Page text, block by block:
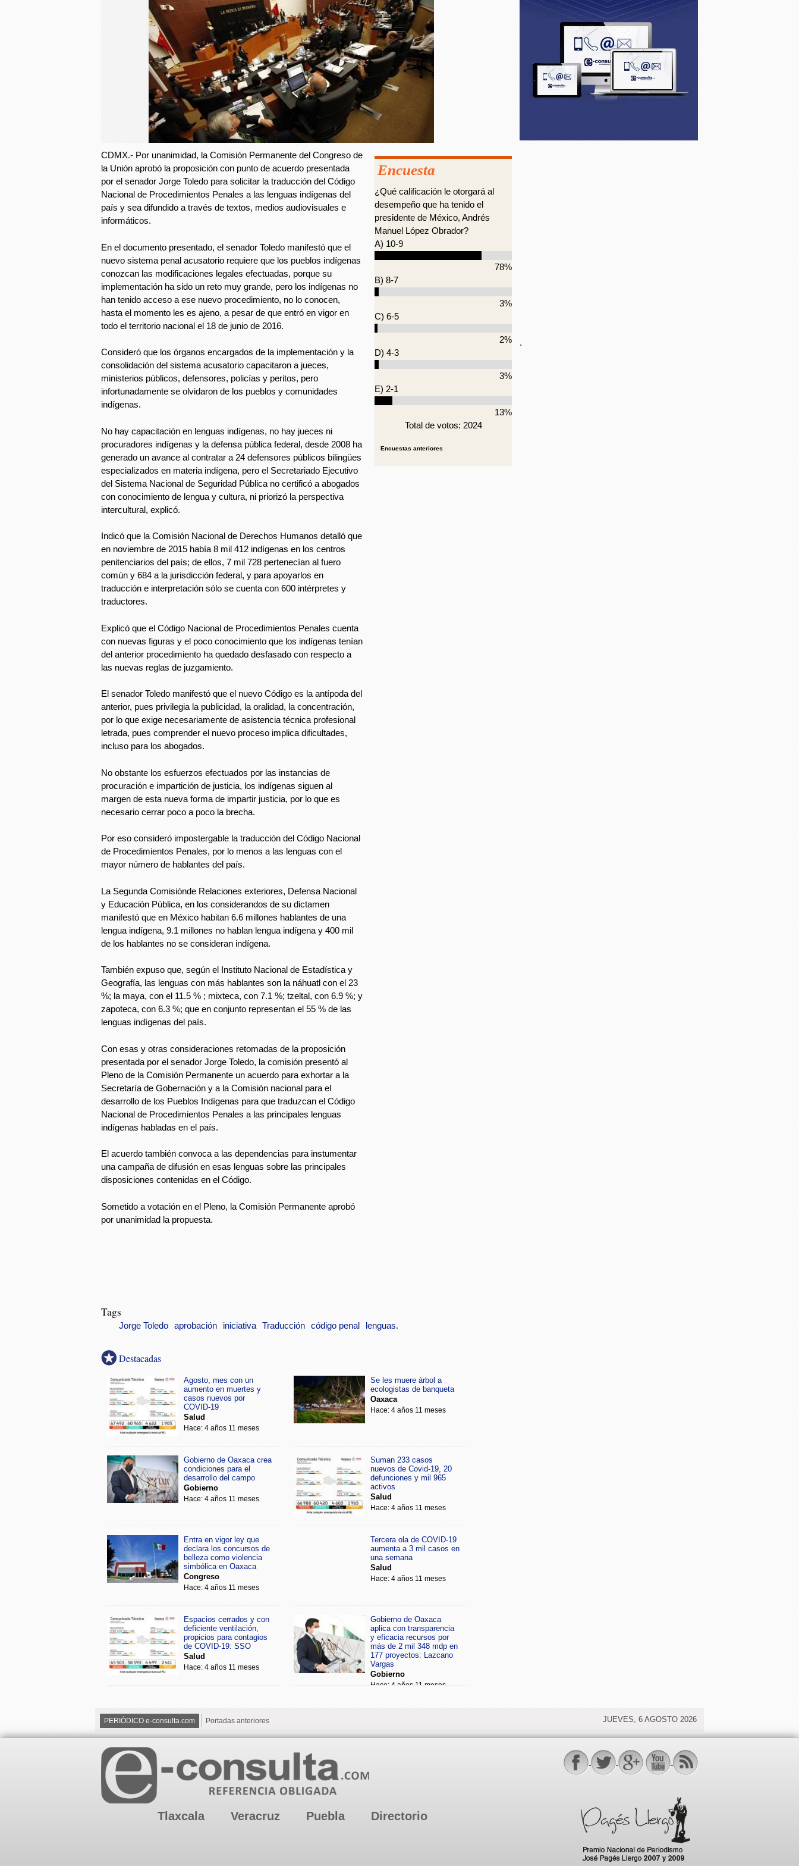
CDMX.- Por unanimidad, la Comisión Permanente del Congreso de
la Unión aprobó la proposición con punto de acuerdo presentada
por el senador Jorge Toledo para solicitar la traducción del Código
Nacional de Procedimientos Penales a las lenguas indígenas del
país y sea difundido a través de textos, medios audiovisuales e
informáticos.
En el documento presentado, el senador Toledo manifestó que el
nuevo sistema penal acusatorio requiere que los pueblos indígenas
conozcan las modificaciones legales efectuadas, porque su
implementación ha sido un reto muy grande, pero los indígenas no
han tenido acceso a ese nuevo procedimiento, no lo conocen,
hasta el momento les es ajeno, a pesar de que entró en vigor en
todo el territorio nacional el 18 de junio de 2016.
Consideró que los órganos encargados de la implementación y la
consolidación del sistema acusatorio capacitaron a jueces,
ministerios públicos, defensores, policías y peritos, pero
infortunadamente se olvidaron de los pueblos y comunidades
indígenas.
No hay capacitación en lenguas indígenas, no hay jueces ni
procuradores indígenas y la defensa pública federal, desde 2008 ha
generado un avance al contratar a 24 defensores públicos bilingües
especializados en materia indígena, pero el Secretariado Ejecutivo
del Sistema Nacional de Seguridad Pública no certificó a abogados
con conocimiento de lengua y cultura, ni priorizó la perspectiva
intercultural, explicó.
Indicó que la Comisión Nacional de Derechos Humanos detalló que
en noviembre de 2015 había 8 mil 412 indígenas en los centros
penitenciarios del país; de ellos, 7 mil 728 pertenecían al fuero
común y 684 a la jurisdicción federal, y para apoyarlos en
traducción e interpretación sólo se cuenta con 600 intérpretes y
traductores.
Explicó que el Código Nacional de Procedimientos Penales cuenta
con nuevas figuras y el poco conocimiento que los indígenas tenían
del anterior procedimiento ha quedado desfasado con respecto a
las nuevas reglas de juzgamiento.
El senador Toledo manifestó que el nuevo Código es la antípoda del
anterior, pues privilegia la publicidad, la oralidad, la concentración,
por lo que exige necesariamente de asistencia técnica profesional
letrada, pues comprender el nuevo proceso implica dificultades,
incluso para los abogados.
No obstante los esfuerzos efectuados por las instancias de
procuración e impartición de justicia, los indígenas siguen al
margen de esta nueva forma de impartir justicia, por lo que es
necesario cerrar poco a poco la brecha.
Por eso consideró impostergable la traducción del Código Nacional
de Procedimientos Penales, por lo menos a las lenguas con el
mayor número de hablantes del país.
La Segunda Comisiónde Relaciones exteriores, Defensa Nacional
y Educación Pública, en los considerandos de su dictamen
manifestó que en México habitan 6.6 millones hablantes de una
lengua indígena, 9.1 millones no hablan lengua indígena y 400 mil
de los hablantes no se consideran indígena.
También expuso que, según el Instituto Nacional de Estadística y
Geografía, las lenguas con más hablantes son la náhuatl con el 23
%; la maya, con el 11.5 % ; mixteca, con 7.1 %; tzeltal, con 6.9 %; y
zapoteca, con 6.3 %; que en conjunto representan el 55 % de las
lenguas indígenas del país.
Con esas y otras consideraciones retomadas de la proposición
presentada por el senador Jorge Toledo, la comisión presentó al
Pleno de la Comisión Permanente un acuerdo para exhortar a la
Secretaría de Gobernación y a la Comisión nacional para el
desarrollo de los Pueblos Indígenas para que traduzcan el Código
Nacional de Procedimientos Penales a las principales lenguas
indígenas habladas en el país.
El acuerdo también convoca a las dependencias para instumentar
una campaña de difusión en esas lenguas sobre las principales
disposiciones contenidas en el Código.
Sometido a votación en el Pleno, la Comisión Permanente aprobó
por unanimidad la propuesta.
Encuesta
¿Qué calificación le otorgará al
desempeño que ha tenido el
presidente de México, Andrés
Manuel López Obrador?
A) 10-9
78%
B) 8-7
3%
C) 6-5
2%
D) 4-3
3%
E) 2-1
13%
Total de votos: 2024
Encuestas anteriores
Tags
Jorge Toledo aprobación iniciativa Traducción código penal lenguas.
Destacadas
Agosto, mes con un
aumento en muertes y
casos nuevos por
COVID-19
Salud
Hace: 4 años 11 meses
Se les muere árbol a
ecologistas de banqueta
Oaxaca
Hace: 4 años 11 meses
Gobierno de Oaxaca crea
condiciones para el
desarrollo del campo
Gobierno
Hace: 4 años 11 meses
Suman 233 casos
nuevos de Covid-19, 20
defunciones y mil 965
activos
Salud
Hace: 4 años 11 meses
Entra en vigor ley que
declara los concursos de
belleza como violencia
simbólica en Oaxaca
Congreso
Hace: 4 años 11 meses
Tercera ola de COVID-19
aumenta a 3 mil casos en
una semana
Salud
Hace: 4 años 11 meses
Espacios cerrados y con
deficiente ventilación,
propicios para contagios
de COVID-19: SSO
Salud
Hace: 4 años 11 meses
Gobierno de Oaxaca
aplica con transparencia
y eficacia recursos por
más de 2 mil 348 mdp en
177 proyectos: Lazcano
Vargas
Gobierno
Hace: 4 años 11 meses
.
PERIÓDICO e-consulta.com Portadas anteriores JUEVES, 6 AGOSTO 2026
Tlaxcala Veracruz Puebla Directorio